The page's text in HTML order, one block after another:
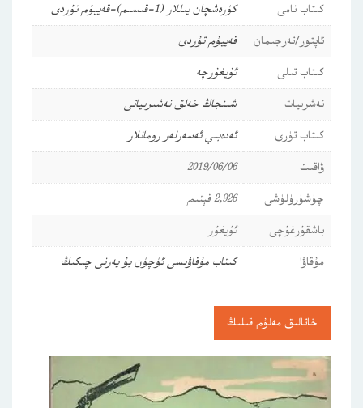
كىتاب نامى
كۈرەشچان يىللار (1-قىسىم)-قەييۇم تۇردى
ئاپتور/تەرجىمان
قەييۇم تۇردى
كىتاب تىلى
ئۇيغۇرچە
نەشرىيات
شىنجاڭ خەلق نەشىرىياتى
كىتاب تۈرى
ئەدەبىي ئەسەرلەر رومانلار
ۋاقىت
2019/06/06
چۈشۈرۈلۈشى
2,926 قېتىم
باشقۇرغۇچى
ئۇيغۇر
مۇقاۋا
كىتاب مۇقاۋىسى ئۈچۈن بۇ يەرنى چىكىڭ
خاتالىق مەلۇم قىلىڭ